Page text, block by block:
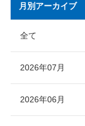
月別アーカイブ
全て
2026年07月
2026年06月